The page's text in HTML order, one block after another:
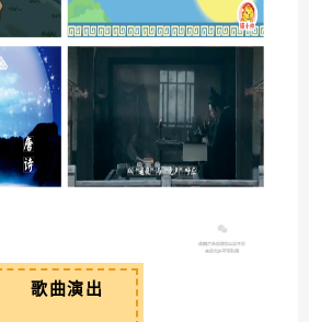
05
歌曲演出